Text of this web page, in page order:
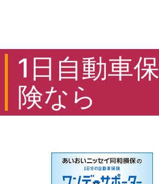
1日自動車保
険なら